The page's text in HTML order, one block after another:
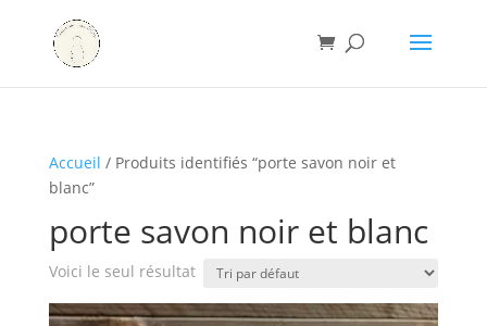
Accueil / Produits identifiés “porte savon noir et
blanc”
porte savon noir et blanc
Voici le seul résultat